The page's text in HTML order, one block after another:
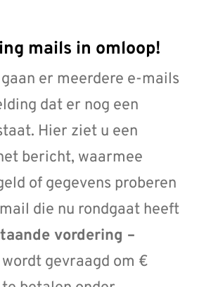
mails in omloop!
er meerdere e-mails
dat er nog een
Hier ziet u een
bericht, waarmee
of gegevens proberen
die nu rondgaat heeft
vordering –
wordt gevraagd om €